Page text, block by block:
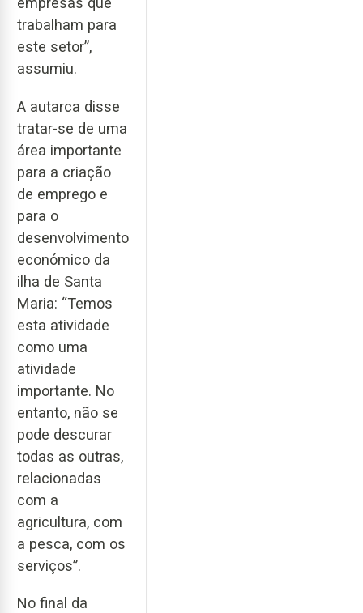
trabalham para
este setor”,
assumiu.
A autarca disse
tratar-se de uma
área importante
para a criação
de emprego e
para o
desenvolvimento
económico da
ilha de Santa
Maria: “Temos
esta atividade
como uma
atividade
importante. No
entanto, não se
pode descurar
todas as outras,
relacionadas
com a
agricultura, com
a pesca, com os
serviços”.
No final da